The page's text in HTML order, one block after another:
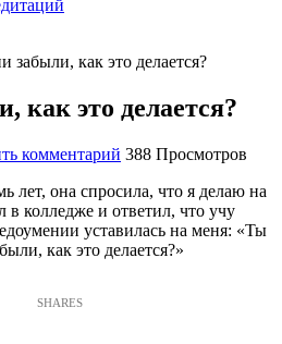
забыли, как это делается?
как это делается?
комментарий 388 Просмотров
лет, она спросила, что я делаю на
в колледже и ответил, что учу
уставилась на меня: «Ты
как это делается?»